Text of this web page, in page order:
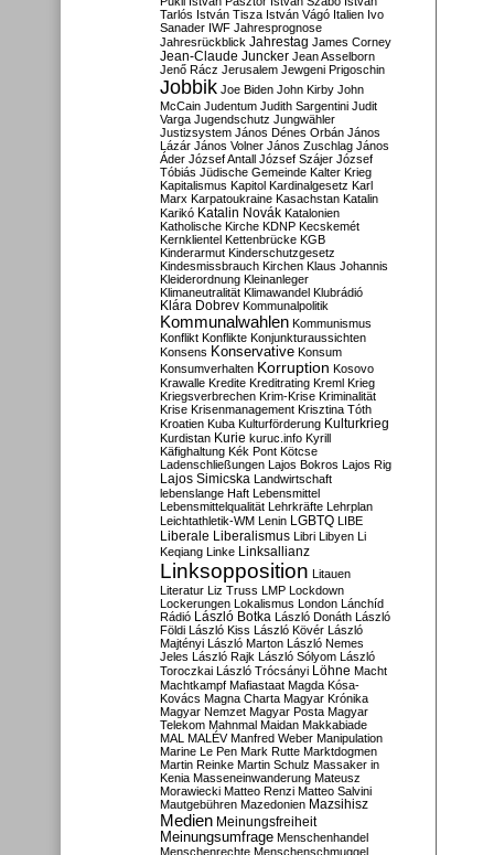
Tarlós István Tisza István Vágó Italien Ivo
Sanader IWF Jahresprognose
Jahresrückblick Jahrestag James Corney
Jean-Claude Juncker Jean Asselborn
Jenő Rácz Jerusalem Jewgeni Prigoschin
Jobbik Joe Biden John Kirby John
McCain Judentum Judith Sargentini Judit
Varga Jugendschutz Jungwähler
Justizsystem János Dénes Orbán János
Lázár János Volner János Zuschlag János
Áder József Antall József Szájer József
Tóbiás Jüdische Gemeinde Kalter Krieg
Kapitalismus Kapitol Kardinalgesetz Karl
Marx Karpatoukraine Kasachstan Katalin
Karikó Katalin Novák Katalonien
Katholische Kirche KDNP Kecskemét
Kernklientel Kettenbrücke KGB
Kinderarmut Kinderschutzgesetz
Kindesmissbrauch Kirchen Klaus Johannis
Kleiderordnung Kleinanleger
Klimaneutralität Klimawandel Klubrádió
Klára Dobrev Kommunalpolitik
Kommunalwahlen Kommunismus
Konflikt Konflikte Konjunkturaussichten
Konsens Konservative Konsum
Konsumverhalten Korruption Kosovo
Krawalle Kredite Kreditrating Kreml Krieg
Kriegsverbrechen Krim-Krise Kriminalität
Krise Krisenmanagement Krisztina Tóth
Kroatien Kuba Kulturförderung Kulturkrieg
Kurdistan Kurie kuruc.info Kyrill
Käfighaltung Kék Pont Kötcse
Ladenschließungen Lajos Bokros Lajos Rig
Lajos Simicska Landwirtschaft
lebenslange Haft Lebensmittel
Lebensmittelqualität Lehrkräfte Lehrplan
Leichtathletik-WM Lenin LGBTQ LIBE
Liberale Liberalismus Libri Libyen Li
Keqiang Linke Linksallianz
Linksopposition Litauen
Literatur Liz Truss LMP Lockdown
Lockerungen Lokalismus London Lánchíd
Rádió
László Botka László Donáth László
Földi László Kiss László Kövér László
Majtényi László Marton László Nemes
Jeles László Rajk László Sólyom László
Toroczkai László Trócsányi Löhne Macht
Machtkampf Mafiastaat Magda Kósa-
Kovács Magna Charta Magyar Krónika
Magyar Nemzet Magyar Posta Magyar
Telekom Mahnmal Maidan Makkabiade
MAL MALÉV Manfred Weber Manipulation
Marine Le Pen Mark Rutte Marktdogmen
Martin Reinke Martin Schulz Massaker in
Kenia Masseneinwanderung Mateusz
Morawiecki Matteo Renzi Matteo Salvini
Mautgebühren Mazedonien Mazsihisz
Medien Meinungsfreiheit
Meinungsumfrage Menschenhandel
Menschenrechte Menschenschmuggel